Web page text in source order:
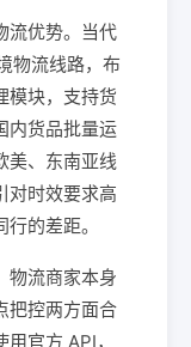
流优势。当代
物流线路，布
模块，支持货
内货品批量运
美、东南亚线
对时效要求高
的差距。
物流商家本身
把控两方面合
官方 API，